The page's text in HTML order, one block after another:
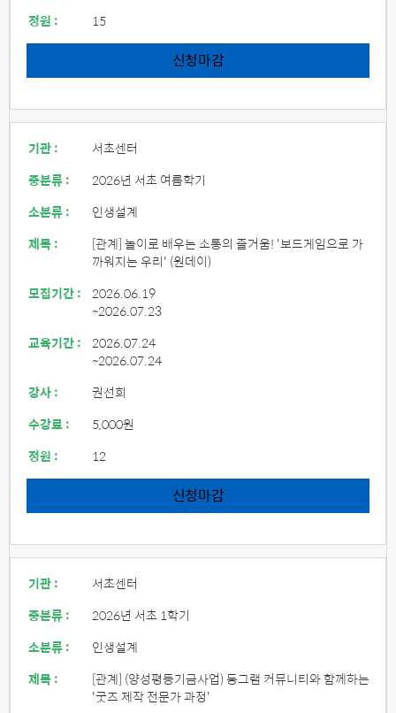
정원 :
15
신청마감
기관 :
서초센터
중분류 :
2026년 서초 여름학기
소분류 :
인생설계
제목 :
[관계] 놀이로 배우는 소통의 즐거움! '보드게임으로 가
까워지는 우리' (원데이)
모집기간 : 2026.06.19
~2026.07.23
교육기간 : 2026.07.24
~2026.07.24
강사 :
권선희
수강료 :
5,000원
정원 :
12
신청마감
기관 :
서초센터
중분류 :
2026년 서초 1학기
소분류 :
인생설계
제목 :
[관계] (양성평등기금사업) 동그램 커뮤니티와 함께하는
'굿즈 제작 전문가 과정'